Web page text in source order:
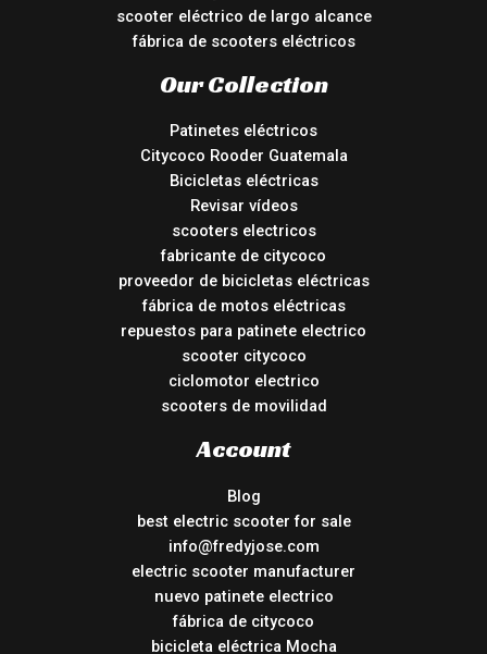
scooter eléctrico de largo alcance
fábrica de scooters eléctricos
Our Collection
Patinetes eléctricos
Citycoco Rooder Guatemala
Bicicletas eléctricas
Revisar vídeos
scooters electricos
fabricante de citycoco
proveedor de bicicletas eléctricas
fábrica de motos eléctricas
repuestos para patinete electrico
scooter citycoco
ciclomotor electrico
scooters de movilidad
Account
Blog
best electric scooter for sale
info@fredyjose.com
electric scooter manufacturer
nuevo patinete electrico
fábrica de citycoco
bicicleta eléctrica Mocha